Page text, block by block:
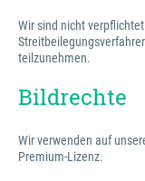
Wir sind nicht
teilzunehmen.
Bildrechte
Wir verwenden auf
Premium-Lizenz.